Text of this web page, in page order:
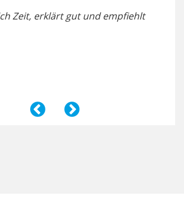
Zeit, erklärt gut und empfiehlt